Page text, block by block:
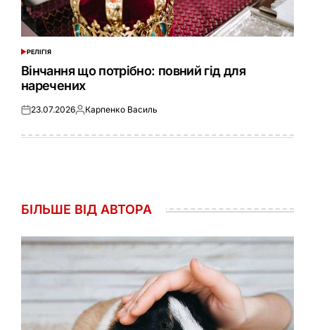
ОПУБЛІКУВАТИ
У
РЕЛІГІЯ
Вінчання що потрібно: повний гід для
наречених
Оприлюднено
23.07.2026Опубліковано
Карпенко Василь
БІЛЬШЕ ВІД АВТОРА